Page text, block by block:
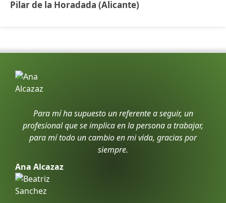
Pilar de la Horadada (Alicante)
Para mí ha supuesto un referente a seguir, un
profesional que se implica en la persona a trabajar,
para mí todo un cambio en mi vida, gracias por
siempre.
Ana Alcazaz